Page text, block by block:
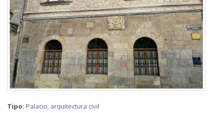
Tipo: Palacio, arquitectura civil